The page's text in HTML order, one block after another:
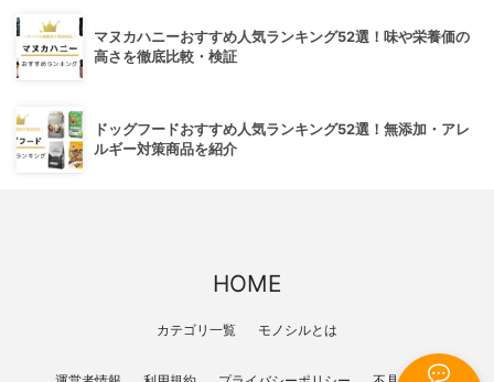
マヌカハニーおすすめ人気ランキング52選！味や栄養価の
高さを徹底比較・検証
ドッグフードおすすめ人気ランキング52選！無添加・アレ
ルギー対策商品を紹介
HOME
カテゴリ一覧 モノシルとは